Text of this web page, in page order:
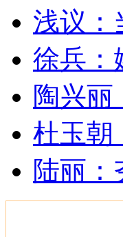
浅议：
徐兵：
陶兴丽
杜玉朝
陆丽：